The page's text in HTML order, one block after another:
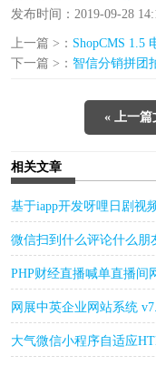
发布时间：2019-09-28
上一篇 >： ShopCMS 1.5
下一篇 >： 智信分销拼团
« 上一篇
相关文章
基于iapp开发呀哩日剧视
微信扫到什么评论什么朋
PHP财经直播喊单直播间
网展中英企业网站系统
大气微信小程序自适应